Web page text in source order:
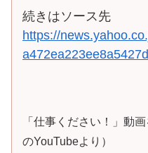
続きはソース先
https://
「仕事ください！」動
のYouTubeより）